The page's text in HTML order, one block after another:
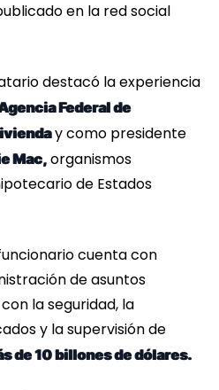
en la red social
destacó la experiencia
Federal de
y como presidente
Mac, organismos
de Estados
cuenta con
de asuntos
la seguridad, la
y la supervisión de
de 10 billones de dólares.